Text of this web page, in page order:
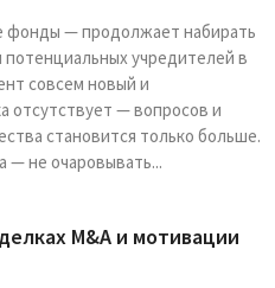
фонды — продолжает набирать
учредителей в
совсем новый и
отсутствует — вопросов и
становится только больше.
— не очаровывать...
M&A и мотивации